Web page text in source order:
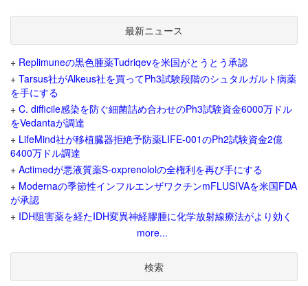
最新ニュース
+ Replimuneの黒色腫薬Tudriqevを米国がとうとう承認
+ Tarsus社がAlkeus社を買ってPh3試験段階のシュタルガルト病薬
を手にする
+ C. difficile感染を防ぐ細菌詰め合わせのPh3試験資金6000万ドル
をVedantaが調達
+ LifeMind社が移植臓器拒絶予防薬LIFE-001のPh2試験資金2億
6400万ドル調達
+ Actimedが悪液質薬S-oxprenololの全権利を再び手にする
+ Modernaの季節性インフルエンザワクチンmFLUSIVAを米国FDA
が承認
+ IDH阻害薬を経たIDH変異神経膠腫に化学放射線療法がより効く
more...
検索